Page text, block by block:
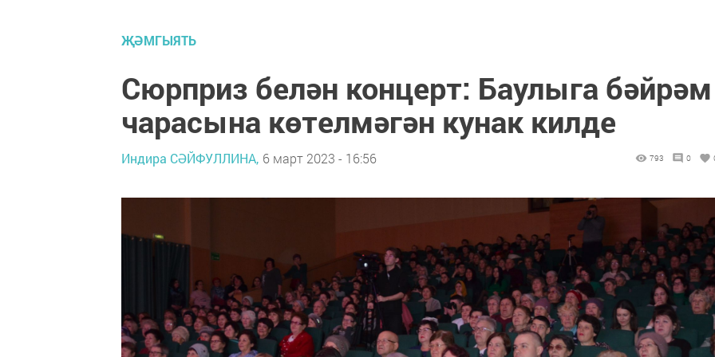
ҖӘМГЫЯТЬ
Сюрприз белән концерт: Баулыга бәйрәм
чарасына көтелмәгән кунак килде
Индира СӘЙФУЛЛИНА, 6 март 2023 - 16:56 793 0